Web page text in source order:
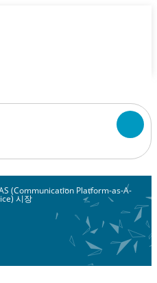
(Communication Platform-as-A-
시장